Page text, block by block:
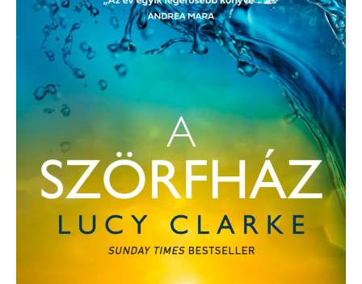
A
Szörfház